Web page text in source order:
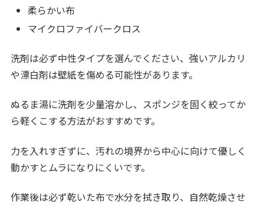
柔らかい布
マイクロファイバークロス
洗剤は必ず中性タイプを選んでください、強いアルカリ
や漂白剤は壁紙を傷める可能性があります。
ぬるま湯に洗剤を少量溶かし、スポンジを固く絞ってか
ら軽くこする方法がおすすめです。
力を入れすぎずに、汚れの境界から中心に向けて優しく
動かすとムラになりにくいです。
作業後は必ず乾いた布で水分を拭き取り、自然乾燥させ